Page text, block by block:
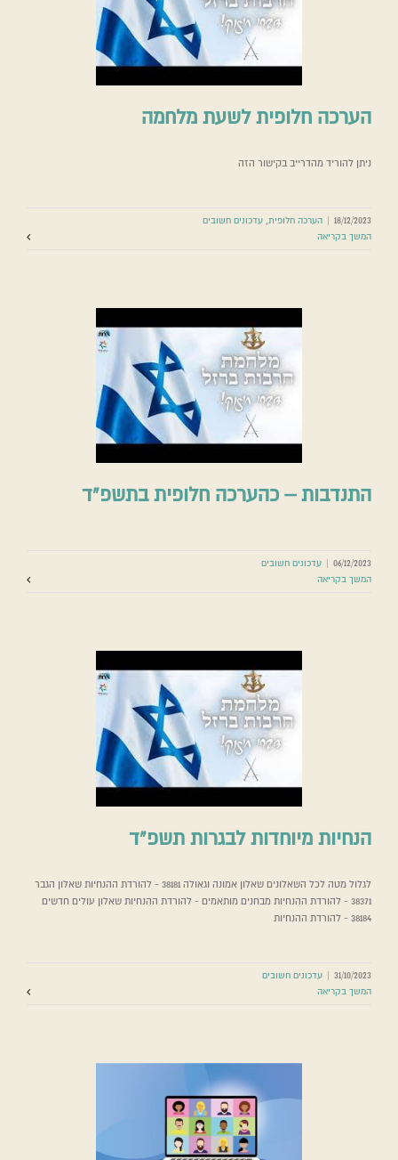
הערכה חלופית לשעת מלחמה
ניתן להוריד מהדרייב בקישור הזה
18/12/2023
| הערכה חלופית, עדכונים חשובים
המשך בקריאה
התנדבות – כהערכה חלופית בתשפ”ד
06/12/2023
עדכונים חשובים
המשך בקריאה
הנחיות מיוחדות לבגרות תשפ”ד
לגלול מטה לכל השאלונים שאלון אמונה וגאולה 38181 - להורדת ההנחיות שאלון הגבר
38371 - להורדת ההנחיות מבחנים מותאמים - להורדת ההנחיות שאלון עולים חדשים
38184 - להורדת ההנחיות
31/10/2023
| עדכונים חשובים
המשך בקריאה